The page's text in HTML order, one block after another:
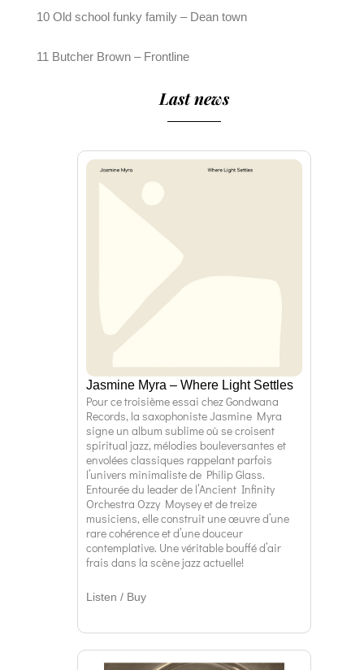
10 Old school funky family – Dean town
11 Butcher Brown – Frontline
Last news
Jasmine Myra – Where Light Settles
Pour ce troisième essai chez Gondwana
Records, la saxophoniste Jasmine Myra
signe un album sublime où se croisent
spiritual jazz, mélodies bouleversantes et
envolées classiques rappelant parfois
l’univers minimaliste de Philip Glass.
Entourée du leader de l’Ancient Infinity
Orchestra Ozzy Moysey et de treize
musiciens, elle construit une œuvre d’une
rare cohérence et d’une douceur
contemplative. Une véritable bouffé d’air
frais dans la scène jazz actuelle!
Listen / Buy